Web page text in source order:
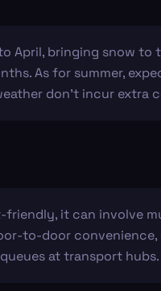
April, bringing snow
As for summer,
don't incur extra
it can involve
to-door
at transport hubs.